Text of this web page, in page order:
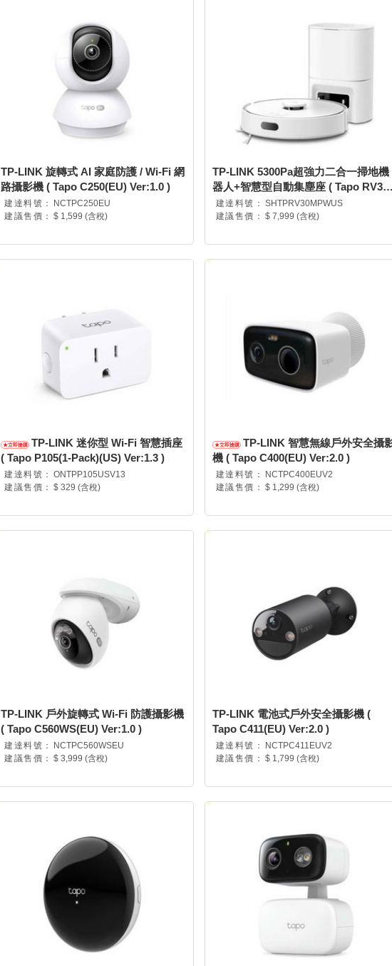
TP-LINK 旋轉式 AI 家庭防護 / Wi-Fi 網
路攝影機 ( Tapo C250(EU) Ver:1.0 )
建達料號：
NCTPC250EU
建議售價： $ 1,599 (含稅)
TP-LINK 5300Pa超強力二合一掃地機
器人+智慧型自動集塵座 ( Tapo RV30
Max Plus White(US) V:1.0 )
建達料號： SHTPRV30MPWUS
建議售價： $ 7,999 (含稅)
TP-LINK 迷你型 Wi-Fi 智慧插座
( Tapo P105(1-Pack)(US) Ver:1.3 )
建達料號： ONTPP105USV13
建議售價： $ 329 (含稅)
TP-LINK 智慧無線戶外安全攝
機 ( Tapo C400(EU) Ver:2.0 )
建達料號：
NCTPC400EUV2
建議售價： $ 1,299 (含稅)
TP-LINK 戶外旋轉式 Wi-Fi 防護攝影機
( Tapo C560WS(EU) Ver:1.0 )
建達料號：
NCTPC560WSEU
建議售價： $ 3,999 (含稅)
TP-LINK 電池式戶外安全攝影機 (
Tapo C411(EU) Ver:2.0 )
建達料號：
NCTPC411EUV2
建議售價： $ 1,799 (含稅)